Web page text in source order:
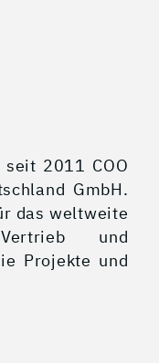
2011 COO
GmbH.
das weltweite
und
Projekte und